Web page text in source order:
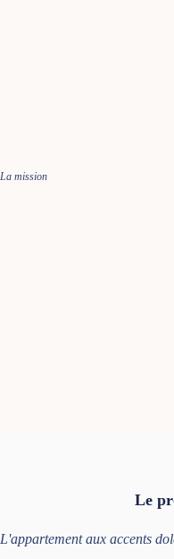
La mission
Le
L'appartement aux accents